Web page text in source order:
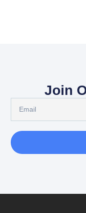
Join